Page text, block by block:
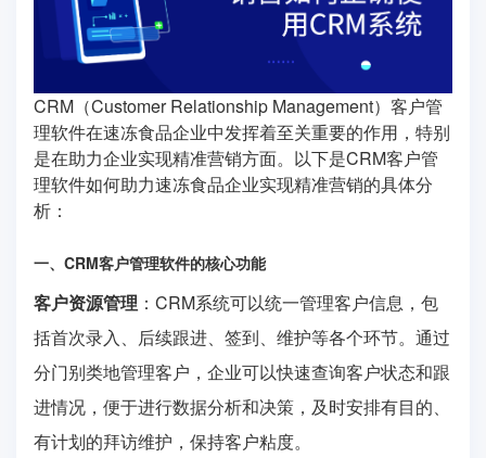
CRM（Customer Relationship Management）客户管
理软件在速冻食品企业中发挥着至关重要的作用，特别
是在助力企业实现精准营销方面。以下是CRM客户管
理软件如何助力速冻食品企业实现精准营销的具体分
析：
一、CRM客户管理软件的核心功能
客户资源管理 ：CRM系统可以统一管理客户信息，包
括首次录入、后续跟进、签到、维护等各个环节。通过
分门别类地管理客户，企业可以快速查询客户状态和跟
进情况，便于进行数据分析和决策，及时安排有目的、
有计划的拜访维护，保持客户粘度。